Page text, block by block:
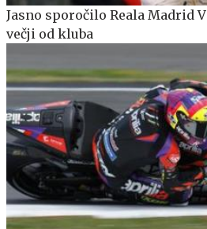
Jasno sporočilo Reala Madrid
večji od kluba